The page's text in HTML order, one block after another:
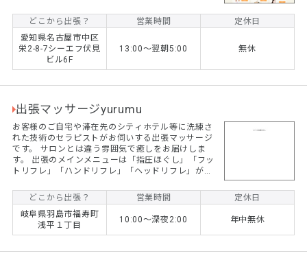
性セラピストをそろえました。 【オープンイベント
開催中！】 ２０００割引！ 最大割り ※予約受付
で必ず『出張マッサージナビクーポン利用』とお伝
えください。 ※スタンダード１００、１２０でご利
用になれます。 ※２０時～は１０００円割引となり
ます。
どこから出張？ 営業時間
定休日
愛知県名古屋市中区
栄2-8-7シーエフ伏見
ビル6F
13:00〜翌朝5:00 無休
出張マッサージyurumu
お客様のご自宅や滞在先のシティホテル等に洗練さ
れた技術のセラピストがお伺いする出張マッサージ
です。 サロンとは違う雰囲気で癒しをお届けしま
す。 出張のメインメニューは「指圧ほぐし」「フッ
トリフレ」「ハンドリフレ」「ヘッドリフレ」があ
すし、カップルやご夫婦などペアでのご依頼も大歓
迎です。
どこから出張？ 営業時間
定休日
岐阜県羽島市福寿町
浅平１丁目
10:00～深夜2:00 年中無休